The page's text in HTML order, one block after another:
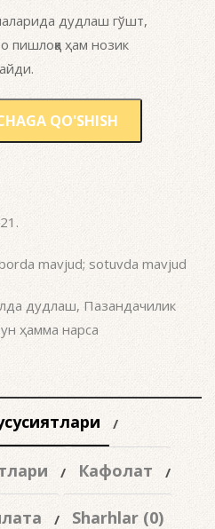
дудлаш гўшт,
пишлоққа ҳам нозик
QO'SHISH
.
mavjud; sotuvda mavjud
дудлаш, Пазандачилик
ҳамма нарса
Кафолат
Sharhlar (0)